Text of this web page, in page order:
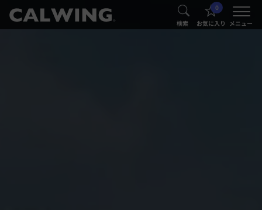
® 検索
0
お気に入り メニュー
®